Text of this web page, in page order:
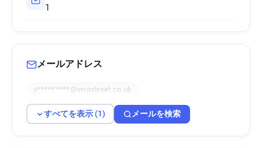
1
メールアドレス
y*********@vivastreet.co.uk
すべてを表示 (1) メールを検索